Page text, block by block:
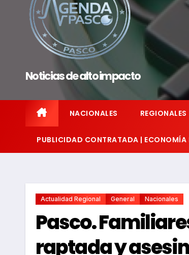
Noticias de alto impacto
NACIONALES REGIONALES
PUBLICIDAD CONTRATADA | ECONOMÍA
Actualidad Regional General Nacionales
Pasco.
raptada y